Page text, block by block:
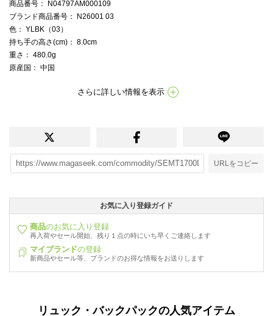
商品番号 ： N04797AM000109
ブランド商品番号 ： N26001 03
色 ： YLBK（03）
持ち手の高さ(cm) ： 8.0cm
重さ ： 480.0g
原産国 ： 中国
さらに詳しい情報を表示
URLをコピー
お気に入り登録ガイド
商品のお気に入り登録
再入荷やセール開始、残り１点の時にいち早くご連絡します
マイブランドの登録
新商品やセール等、ブランドのお得な情報をお送りします
リュック・バックパックの人気アイテム